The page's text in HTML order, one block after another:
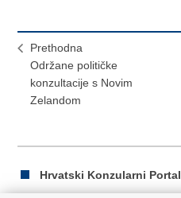
Prethodna
Održane političke
konzultacije s Novim
Zelandom
Hrvatski Konzularni Portal